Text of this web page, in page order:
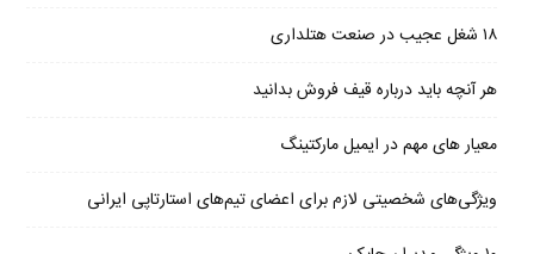
۱۸ شغل عجیب در صنعت هتلداری
هر آنچه باید درباره قیف فروش بدانید
معیار های مهم در ایمیل مارکتینگ
ویژگی‌های شخصیتی لازم برای اعضای تیم‌های استارتاپی ایرانی